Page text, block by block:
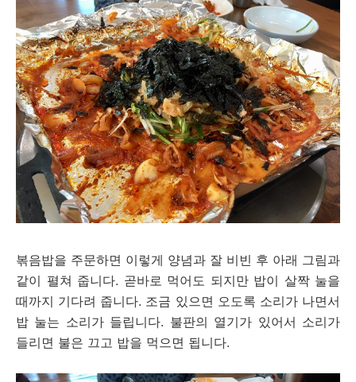
볶음밥을 주문하면 이렇게 양념과 잘 비빈 후 아래 그림과
같이 펼쳐 줍니다. 곧바로 먹어도 되지만 밥이 살짝 눌을
때까지 기다려 줍니다. 조금 있으면 오도록 소리가 나면서
밥 눌는 소리가 들립니다. 불판의 열기가 있어서 소리가
들리면 불은 끄고 밥을 먹으면 됩니다.